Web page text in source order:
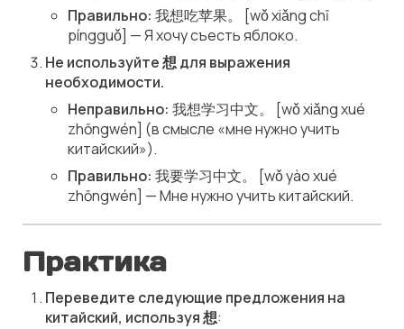
Правильно: 我想吃苹果。 [wǒ xiǎng chī
píngguǒ] — Я хочу съесть яблоко.
Не используйте 想 для выражения
необходимости.
Неправильно: 我想学习中文。 [wǒ xiǎng xué
zhōngwén] (в смысле «мне нужно учить
китайский»).
Правильно: 我要学习中文。 [wǒ yào xué
zhōngwén] — Мне нужно учить китайский.
Практика
Переведите следующие предложения на
китайский, используя 想: